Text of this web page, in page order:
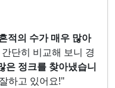
적의 수가 매우 많아
단히 비교해 보니 경
정크를 찾아냈습니
하고 있어요!"